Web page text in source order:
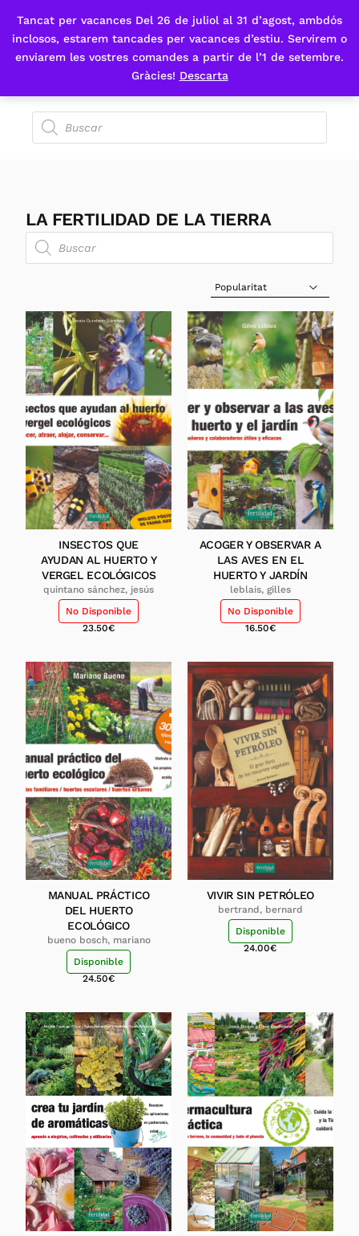
Tancat per vacances Del 26 de juliol al 31 d’agost, ambdós
inclosos, estarem tancades per vacances d’estiu. Servirem o
enviarem les vostres comandes a partir de l’1 de setembre.
Gràcies! Descarta
Fes-te'n sòcia
LA FERTILIDAD DE LA TIERRA
Sort Products
INSECTOS QUE
AYUDAN AL HUERTO Y
VERGEL ECOLÓGICOS
quintano sánchez, jesús
No Disponible
23.50€
ACOGER Y OBSERVAR A
LAS AVES EN EL
HUERTO Y JARDÍN
leblais, gilles
No Disponible
16.50€
MANUAL PRÁCTICO
DEL HUERTO
ECOLÓGICO
bueno bosch, mariano
Disponible
24.50€
VIVIR SIN PETRÓLEO
bertrand, bernard
Disponible
24.00€